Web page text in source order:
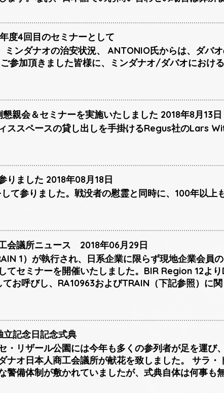
度4回目のセミナーとして
ミンダナオの治安状況、 ANTONIO氏からは、ダバ
参加頂きました皆様に、ミンダナオ/ダバオにおけ
親会＆セミナーを実施いたしました 2018年8月13日
ススペースの貸し出しを手掛けるRegus社のLars
りました 2018年08月18日
て参りました。戦没者の慰霊と同時に、100年以上
会議所ニュース 2018年06月29日
1）が執行され、日系企業に限らず現地企業会員
てセミナーを開催いたしました。BIR Region 12よ
お呼びし、RA10963およびTRAIN（下記参照）に
立記念日記念式典
・リザール公園には今年も多くの参列者が足を運び
ナオ日本人商工会議所が献花を致しました。 サラ
警備体制が敷かれていましたが、式典自体は何事も